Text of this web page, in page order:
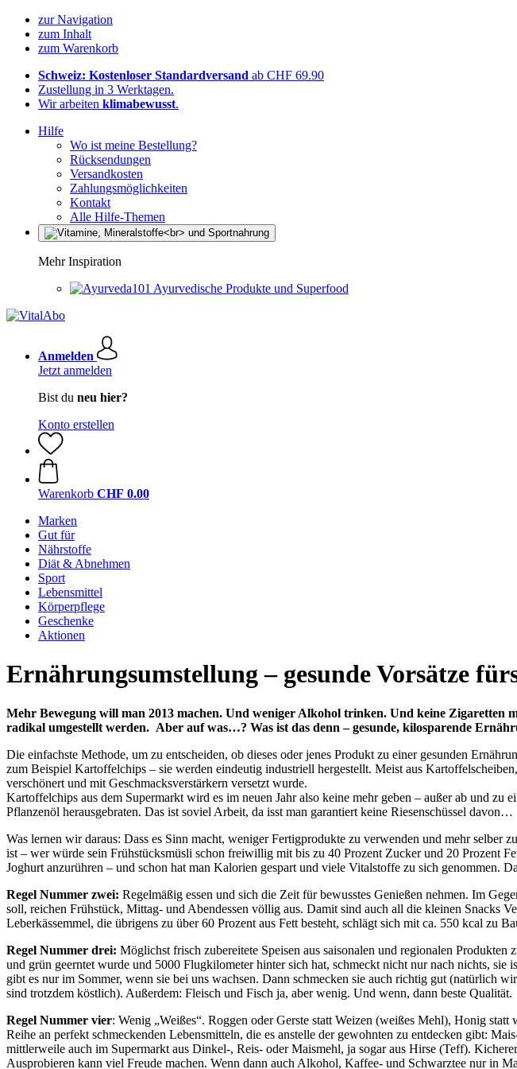
zur Navigation
zum Inhalt
zum Warenkorb
Schweiz: Kostenloser Standardversand ab CHF 69.90
Zustellung in 3 Werktagen.
Wir arbeiten klimabewusst.
Hilfe
Wo ist meine Bestellung?
Rücksendungen
Versandkosten
Zahlungsmöglichkeiten
Kontakt
Alle Hilfe-Themen
Mehr Inspiration
Ayurvedische Produkte und Superfood
Anmelden
Jetzt anmelden
Bist du neu hier?
Konto erstellen
Warenkorb CHF 0.00
Marken
Gut für
Nährstoffe
Diät & Abnehmen
Sport
Lebensmittel
Körperpflege
Geschenke
Aktionen
Ernährungsumstellung – gesunde Vorsätze
Mehr Bewegung will man 2013 machen. Und weniger Alkohol trinken. Und keine
radikal umgestellt werden. Aber auf was…? Was ist das denn – gesunde, kilosparende
Die einfachste Methode, um zu entscheiden, ob dieses oder jenes Produkt zu einer gesunden
zum Beispiel Kartoffelchips – sie werden eindeutig industriell hergestellt. Meist aus
verschönert und mit Geschmacksverstärkern versetzt wurde.
Kartoffelchips aus dem Supermarkt wird es im neuen Jahr also keine mehr geben – außer ab und
Pflanzenöl herausgebraten. Das ist soviel Arbeit, da isst man garantiert keine Riesenschüssel davon…
Was lernen wir daraus: Dass es Sinn macht, weniger Fertigprodukte zu verwenden und mehr
ist – wer würde sein Frühstücksmüsli schon freiwillig mit bis zu 40 Prozent Zucker und 20 Prozent
Joghurt anzurühren – und schon hat man Kalorien gespart und viele Vitalstoffe zu sich genommen.
Regel Nummer zwei: Regelmäßig essen und sich die Zeit für bewusstes Genießen nehmen. Im
soll, reichen Frühstück, Mittag- und Abendessen völlig aus. Damit sind auch all die kleinen Snacks
Leberkässemmel, die übrigens zu über 60 Prozent aus Fett besteht, schlägt sich mit ca. 550 kcal zu
Regel Nummer drei: Möglichst frisch zubereitete Speisen aus saisonalen und regionalen
und grün geerntet wurde und 5000 Flugkilometer hinter sich hat, schmeckt nicht nur nach nichts,
gibt es nur im Sommer, wenn sie bei uns wachsen. Dann schmecken sie auch richtig gut (natürlich
sind trotzdem köstlich). Außerdem: Fleisch und Fisch ja, aber wenig. Und wenn, dann beste Qualität.
Regel Nummer vier: Wenig „Weißes“. Roggen oder Gerste statt Weizen (weißes Mehl), Honig
Reihe an perfekt schmeckenden Lebensmitteln, die es anstelle der gewohnten zu entdecken gibt:
mittlerweile auch im Supermarkt aus Dinkel-, Reis- oder Maismehl, ja sogar aus Hirse (Teff).
Ausprobieren kann viel Freude machen. Wenn dann auch Alkohol, Kaffee- und Schwarztee nur in